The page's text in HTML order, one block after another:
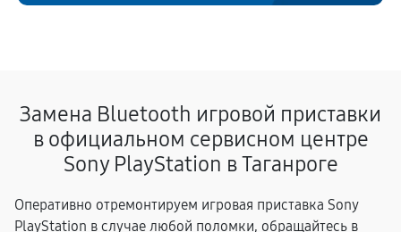
Замена Bluetooth игровой приставки
в официальном сервисном центре
Sony PlayStation в Таганроге
Оперативно отремонтируем игровая приставка Sony
PlayStation в случае любой поломки, обращайтесь в